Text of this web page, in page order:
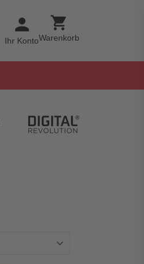
person
Ihr Konto
shopping_cart
Warenkorb